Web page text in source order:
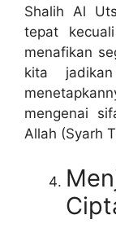
Shalih Al
tepat
menafikan
kita
mengenai
Allah (Syarh